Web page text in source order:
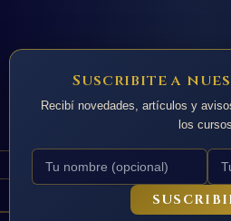
Suscribite a
Recibí novedades, artículos y
los